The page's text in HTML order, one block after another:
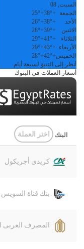
السبت, 08
الجمعة
+
38°
+
25°
الأحد
+
38°
+
26°
الاثنين
+
39°
+
28°
الثلاثاء
+
41°
+
29°
الأربعاء +
43°
+
29°
الخميس+
42°
+
28°
أنظر إلى التنبؤ لسبعة أيام
أسعار العملات في البنوك